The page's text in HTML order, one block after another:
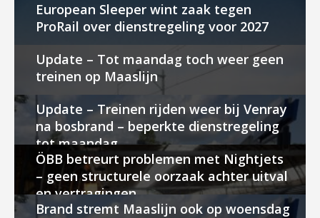
European Sleeper wint zaak tegen
ProRail over dienstregeling voor 2027
Update – Tot maandag toch weer geen
treinen op Maaslijn
Update – Treinen rijden weer bij Venray
na bosbrand – beperkte dienstregeling
tot maandag
ÖBB betreurt problemen met Nightjets
– geen structurele oorzaak achter uitval
en vertragingen
Brand stremt Maaslijn ook op woensdag